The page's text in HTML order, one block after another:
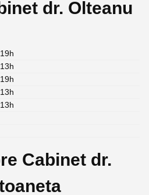
dr. Olteanu
Cabinet dr.